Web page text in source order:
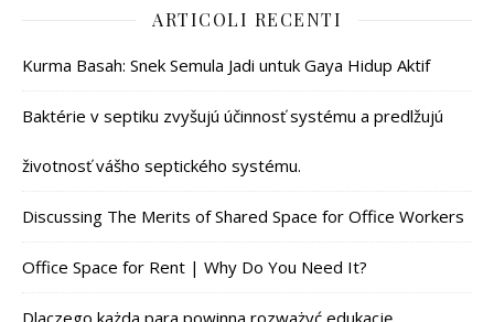
ARTICOLI RECENTI
Kurma Basah: Snek Semula Jadi untuk Gaya Hidup Aktif
Baktérie v septiku zvyšujú účinnosť systému a predlžujú
životnosť vášho septického systému.
Discussing The Merits of Shared Space for Office Workers
Office Space for Rent | Why Do You Need It?